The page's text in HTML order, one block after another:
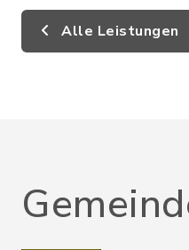
Alle Leistungen